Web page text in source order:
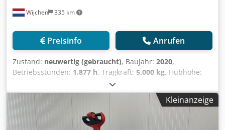
Wijchen 335 km
Preisinfo Anrufen
Zustand: neuwertig (gebraucht), Baujahr: 2020,
Betriebsstunden: 1.877 h, Tragkraft: 5.000 kg, Hubhöhe:
elektrisch
LINDE P 50 Credpfx Apjzq Umwovef Schlepper - 1F ID:
26060.6268 Kategorie: Gebraucht Mast: 1F300 Hubhöhe:
300 mm Tragkraft: 5000 kg Baujahr: 2020 Betriebsstunden:
1877 Std. Batteriespannung: 24 V
Kleinanzeige